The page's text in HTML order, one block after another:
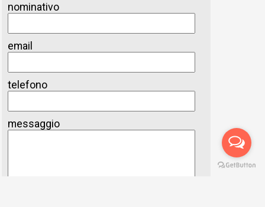
nominativo
email
telefono
messaggio